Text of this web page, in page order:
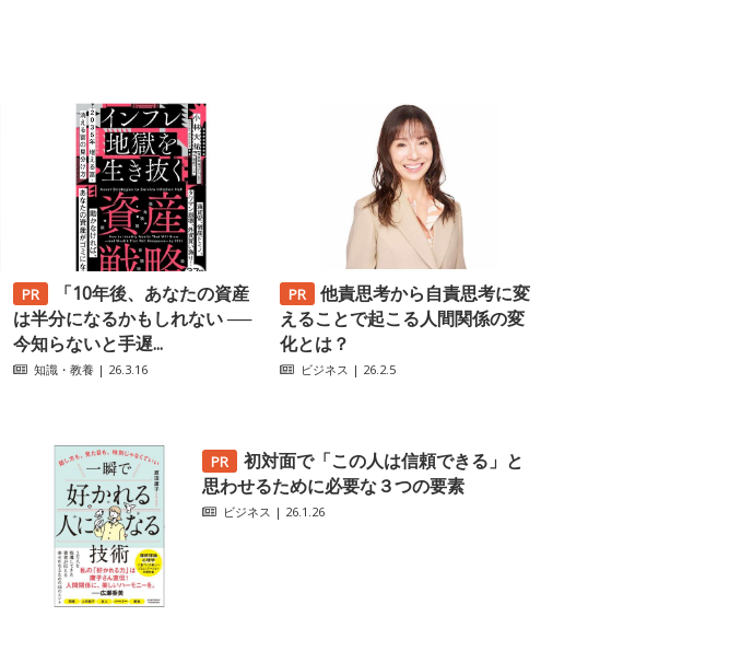
「10年後、あなたの資産
は半分になるかもしれない ──
今知らないと手遅...
知識・教養 | 26.3.16
他責思考から自責思考に変
えることで起こる人間関係の変
化とは？
ビジネス | 26.2.5
初対面で「この人は信頼できる」と
思わせるために必要な３つの要素
ビジネス | 26.1.26